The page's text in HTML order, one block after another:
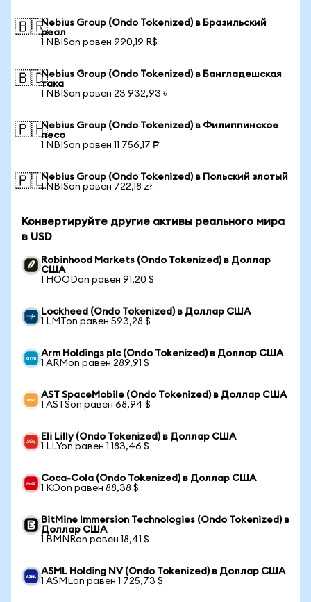
🇧🇷Nebius Group (Ondo Tokenized) в Бразильский
реал
1 NBISon равен 990,19 R$
🇧🇩Nebius Group (Ondo Tokenized) в Бангладешская
така
1 NBISon равен 23 932,93 ৳
🇵🇭Nebius Group (Ondo Tokenized) в Филиппинское
песо
1 NBISon равен 11 756,17 ₱
🇵🇱Nebius Group (Ondo Tokenized) в Польский злотый
1 NBISon равен 722,18 zł
Конвертируйте другие активы реального мира
в USD
Robinhood Markets (Ondo Tokenized) в Доллар
США
1 HOODon равен 91,20 $
Lockheed (Ondo Tokenized) в Доллар США
1 LMTon равен 593,28 $
Arm Holdings plc (Ondo Tokenized) в Доллар США
1 ARMon равен 289,91 $
AST SpaceMobile (Ondo Tokenized) в Доллар США
1 ASTSon равен 68,94 $
Eli Lilly (Ondo Tokenized) в Доллар США
1 LLYon равен 1 183,46 $
Coca-Cola (Ondo Tokenized) в Доллар США
1 KOon равен 88,38 $
BitMine Immersion Technologies (Ondo Tokenized) в
Доллар США
1 BMNRon равен 18,41 $
ASML Holding NV (Ondo Tokenized) в Доллар США
1 ASMLon равен 1 725,73 $